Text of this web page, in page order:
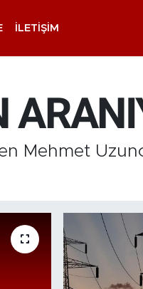
İLETIŞIM
Mehmet